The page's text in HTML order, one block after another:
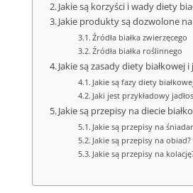
Jakie są korzyści i wady diety
Jakie produkty są dozwolone
Źródła białka zwierzęcego
Źródła białka roślinnego
Jakie są zasady diety białkowej i
Jakie są fazy diety
Jaki jest przykładowy
Jakie są przepisy na diecie
Jakie są przepisy na
Jakie są przepisy na obiad?
Jakie są przepisy na